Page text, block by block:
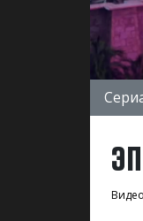
Видео